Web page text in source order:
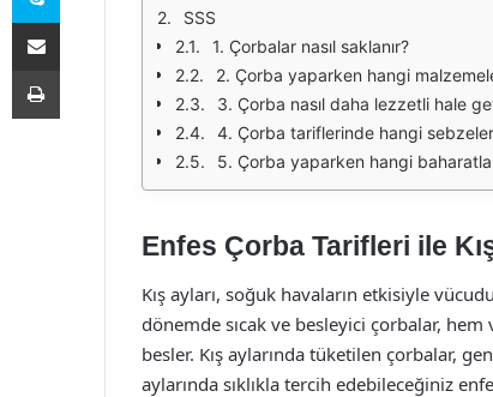
SSS
1. Çorbalar nasıl saklanır?
2. Çorba yaparken hangi
3. Çorba nasıl daha lezzetli hale
4. Çorba tariflerinde hangi
5. Çorba yaparken hangi
Enfes Çorba Tarifleri ile
Kış ayları, soğuk havaların etkisiyle
dönemde sıcak ve besleyici çorbalar, hem
besler. Kış aylarında tüketilen çorbalar,
aylarında sıklıkla tercih edebileceğiniz
E-Posta ile paylaş